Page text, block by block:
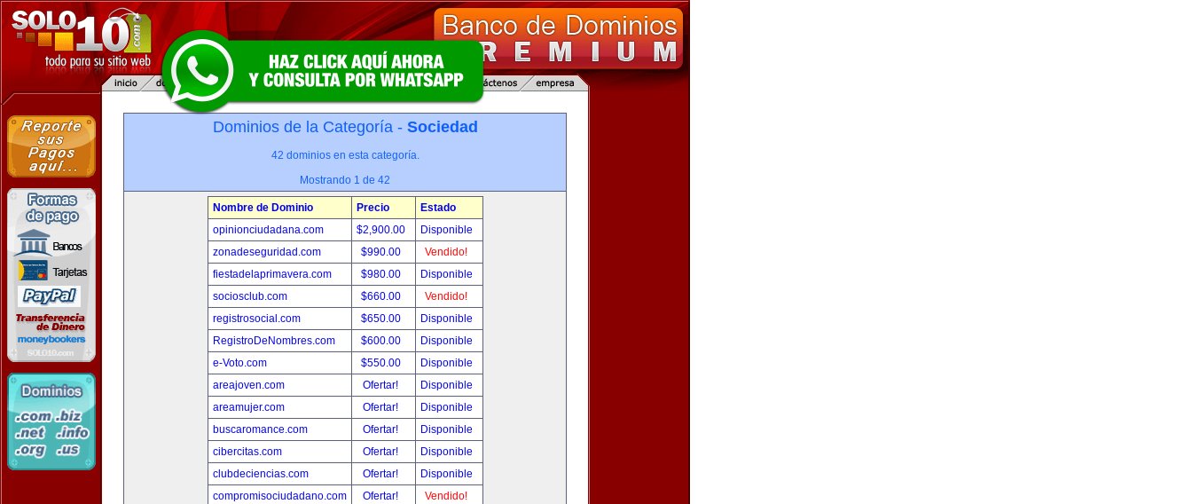
Dominios de la Categoría - Sociedad
42 dominios en esta categoría.
Mostrando 1 de 42
Nombre de Dominio Precio
Estado
opinionciudadana.com
$2,900.00
Disponible
zonadeseguridad.com
$990.00
Vendido!
fiestadelaprimavera.com
$980.00
Disponible
sociosclub.com
$660.00
Vendido!
registrosocial.com
$650.00
Disponible
RegistroDeNombres.com
$600.00
Disponible
e-Voto.com
$550.00
Disponible
areajoven.com
Ofertar!
Disponible
areamujer.com
Ofertar!
Disponible
buscaromance.com
Ofertar!
Disponible
cibercitas.com
Ofertar!
Disponible
clubdeciencias.com
Ofertar!
Disponible
compromisociudadano.com
Ofertar!
Vendido!